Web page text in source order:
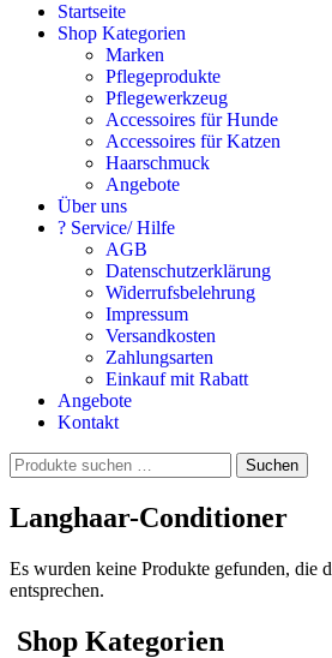
Startseite
Shop Kategorien
Marken
Pflegeprodukte
Pflegewerkzeug
Accessoires für Hunde
Accessoires für Katzen
Haarschmuck
Angebote
Über uns
? Service/ Hilfe
AGB
Datenschutzerklärung
Widerrufsbelehrung
Impressum
Versandkosten
Zahlungsarten
Einkauf mit Rabatt
Angebote
Kontakt
Suchen
nach:
Suchen
Langhaar-Conditioner
Es wurden keine Produkte gefunden, die
entsprechen.
Shop Kategorien